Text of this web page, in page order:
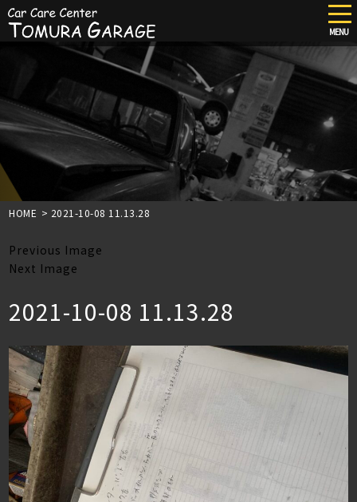
content
MENU
HOME > 2021-10-08 11.13.28
Previous Image
Next Image
2021-10-08 11.13.28